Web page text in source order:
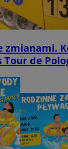
zmianami.
de